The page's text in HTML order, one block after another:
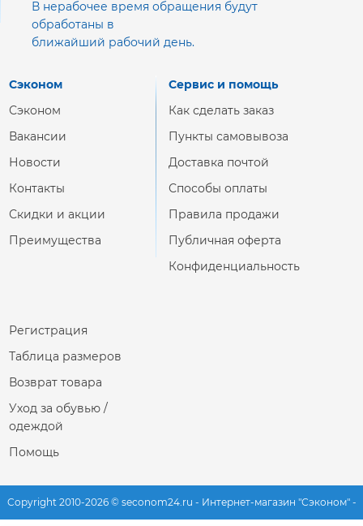
В нерабочее время обращения будут
обработаны в
ближайший рабочий день.
Сэконом
Сэконом
Вакансии
Новости
Контакты
Скидки и акции
Преимущества
Сервис и помощь
Как сделать заказ
Пункты самовывоза
Доставка почтой
Способы оплаты
Правила продажи
Публичная оферта
Конфиденциальность
Регистрация
Таблица размеров
Возврат товара
Уход за обувью /
одеждой
Помощь
Copyright 2010-2026 © seconom24.ru - Интернет-магазин "Сэконом" -